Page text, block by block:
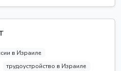
в Израиле
трудоустройство в Израиле